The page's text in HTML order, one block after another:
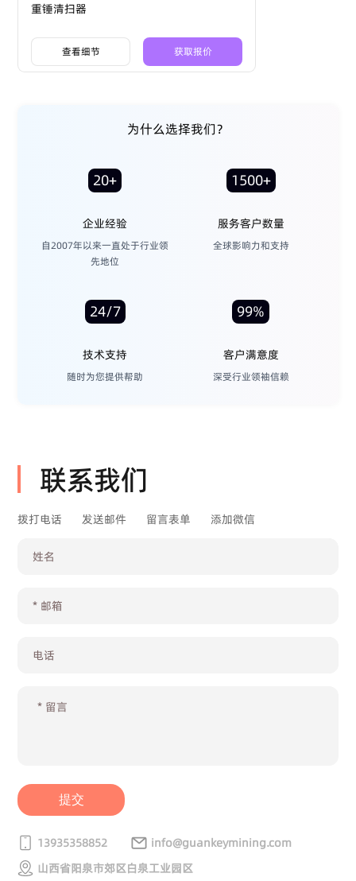
重锤清扫器
查看细节 获取报价
为什么选择我们？
20+
企业经验
自2007年以来一直处于行业领
先地位
1500+
服务客户数量
全球影响力和支持
24/7
技术支持
随时为您提供帮助
99%
客户满意度
深受行业领袖信赖
联系我们
拨打电话 发送邮件 留言表单 添加微信
提交
13935358852
info@guankeymining.com
山西省阳泉市郊区白泉工业园区